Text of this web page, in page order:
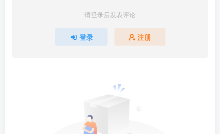
请登录后发表评论
登录 注册